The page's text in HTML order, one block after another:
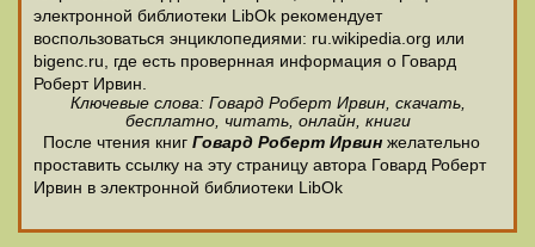
электронной библиотеки LibOk рекомендует
воспользоваться энциклопедиями: ru.wikipedia.org или
bigenc.ru, где есть провернная информация о Говард
Роберт Ирвин.
Ключевые слова: Говард Роберт Ирвин, скачать,
бесплатно, читать, онлайн, книги
После чтения книг Говард Роберт Ирвин желательно
проставить ссылку на эту страницу автора Говард Роберт
Ирвин в электронной библиотеки LibOk